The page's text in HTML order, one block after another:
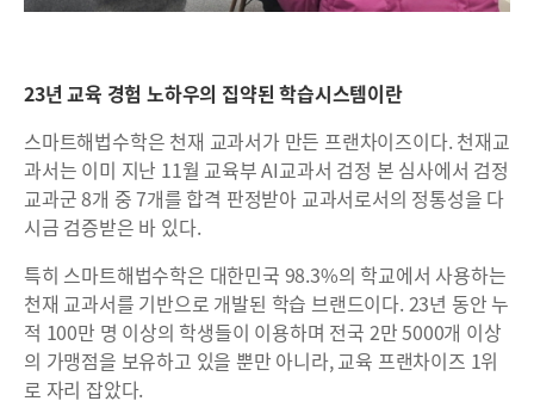
23년 교육 경험 노하우의 집약된 학습시스템이란
스마트해법수학은 천재 교과서가 만든 프랜차이즈이다. 천재교
과서는 이미 지난 11월 교육부 AI교과서 검정 본 심사에서 검정
교과군 8개 중 7개를 합격 판정받아 교과서로서의 정통성을 다
시금 검증받은 바 있다.
특히 스마트해법수학은 대한민국 98.3%의 학교에서 사용하는
천재 교과서를 기반으로 개발된 학습 브랜드이다. 23년 동안 누
적 100만 명 이상의 학생들이 이용하며 전국 2만 5000개 이상
의 가맹점을 보유하고 있을 뿐만 아니라, 교육 프랜차이즈 1위
로 자리 잡았다.